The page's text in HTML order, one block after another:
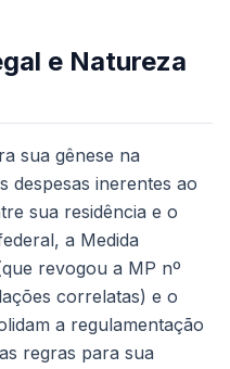
e Natureza
sua gênese na
despesas inerentes ao
sua residência e o
a Medida
revogou a MP nº
correlatas) e o
a regulamentação
regras para sua